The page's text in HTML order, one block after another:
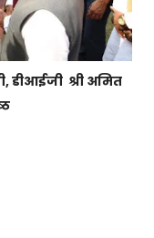
डीआईजी श्री अमित